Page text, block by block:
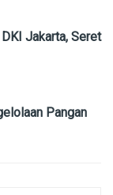
Jakarta, Seret
Pangan